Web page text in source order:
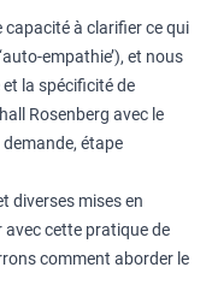
capacité à clarifier ce qui
empathie’), et nous
et la spécificité de
Rosenberg avec le
demande, étape
diverses mises en
cette pratique de
comment aborder le